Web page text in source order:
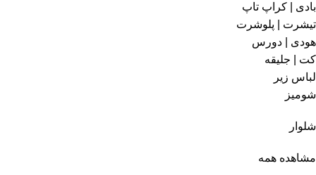
بادی | کراپ تاپ
تیشرت | پلوشرت
هودی | دورس
کت | جلیقه
لباس زیر
شومیز
شلوار
مشاهده همه